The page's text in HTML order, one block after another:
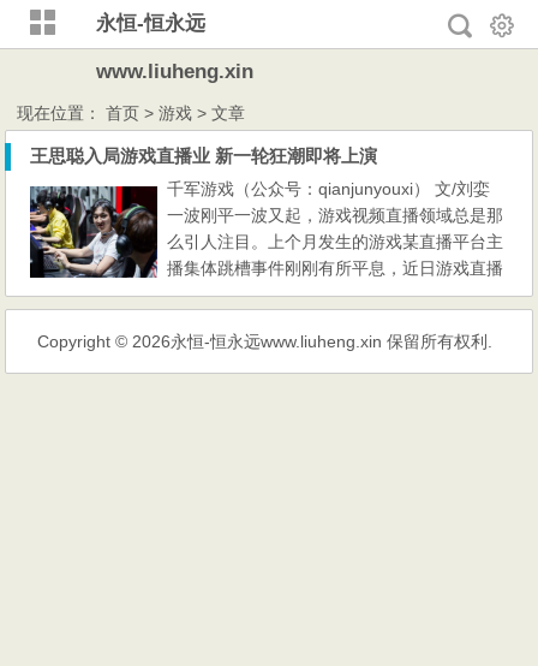
永恒-恒永远
www.liuheng.xin
现在位置：首页 > 游戏 > 文章
王思聪入局游戏直播业 新一轮狂潮即将上演
千军游戏（公众号：qianjunyouxi） 文/刘娈
一波刚平一波又起，游戏视频直播领域总是那
么引人注目。上个月发生的游戏某直播平台主
播集体跳槽事件刚刚有所平息，近日游戏直播
领域可谓是再次成为人们舆论的焦点。一边是
边则是探讨“国民老公”王思聪进军游戏直播领
域的野心。 “国民老公”王思聪入局游戏领域
Copyright © 2026永恒-恒永远www.liuheng.xin 保留所有权利.